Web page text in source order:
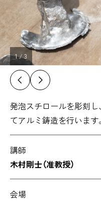
1/ 3
発泡スチロールを彫刻
てアルミ鋳造を行います。
講師
木村剛士（准教授）
会場